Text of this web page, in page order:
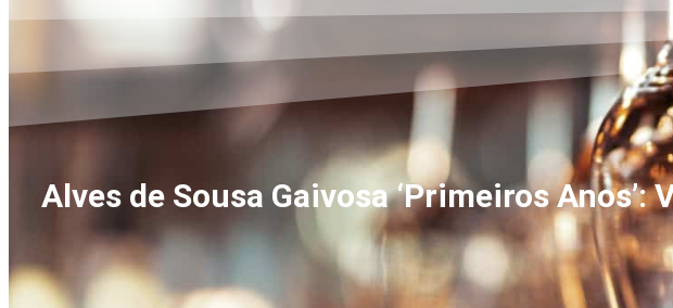
Alves de Sousa Gaivosa ‘Primeiros Anos’: